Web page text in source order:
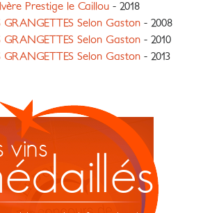
Prestige le Caillou - 2018
GRANGETTES Selon Gaston - 2008
GRANGETTES Selon Gaston - 2010
GRANGETTES Selon Gaston - 2013
vins